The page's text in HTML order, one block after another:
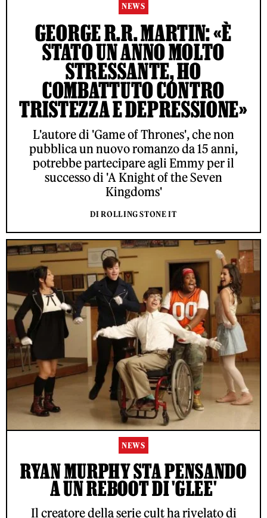
NEWS
GEORGE R.R. MARTIN: «È
STATO UN ANNO MOLTO
STRESSANTE, HO
COMBATTUTO CONTRO
TRISTEZZA E DEPRESSIONE»
L'autore di 'Game of Thrones', che non
pubblica un nuovo romanzo da 15 anni,
potrebbe partecipare agli Emmy per il
successo di 'A Knight of the Seven
Kingdoms'
DI ROLLING STONE IT
NEWS
RYAN MURPHY STA PENSANDO
A UN REBOOT DI 'GLEE'
Il creatore della serie cult ha rivelato di